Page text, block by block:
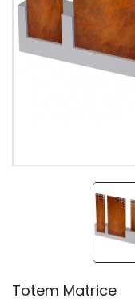
Totem Matrice